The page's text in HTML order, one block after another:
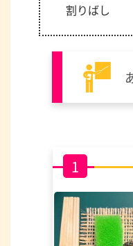
割りばし
1